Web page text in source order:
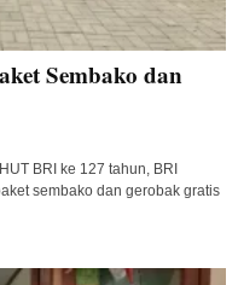
Sembako dan
BRI ke 127 tahun, BRI
sembako dan gerobak gratis